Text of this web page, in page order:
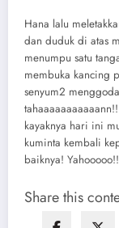
Hana lalu
dan duduk di atas
menumpu satu
membuka kancing
senyum2
kayaknya hari ini
kuminta kembali
baiknya!
Share this